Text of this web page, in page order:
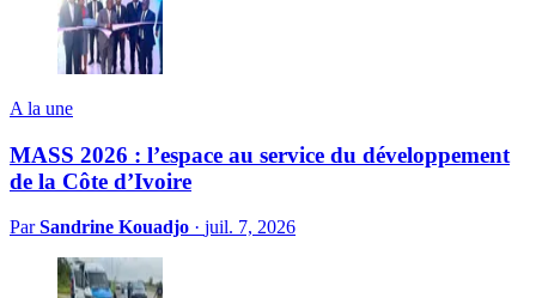
A la une
MASS 2026 : l’espace au service du développement
de la Côte d’Ivoire
ParSandrine Kouadjo · juil. 7, 2026